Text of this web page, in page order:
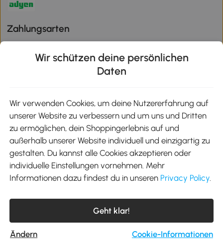
Zahlungsarten
Aosom-App
Google Play
Tel.: +49 40 87408465
kontakt@aosom.de
Telefonservice Mo.-Fr. 9:00-17:30 Uhr
MH Handel GmbH, Wendenstraße 309, 20537 Hamburg
Wir schützen deine persönlichen
Daten
Wir verwenden Cookies, um deine Nutzererfahrung auf
unserer Website zu verbessern und um uns und Dritten
zu ermöglichen, dein Shoppingerlebnis auf und
außerhalb unserer Website individuell und einzigartig zu
gestalten. Du kannst alle Cookies akzeptieren oder
individuelle Einstellungen vornehmen. Mehr
Informationen dazu findest du in unseren Privacy Policy.
Geht klar!
Ändern Cookie-Informationen